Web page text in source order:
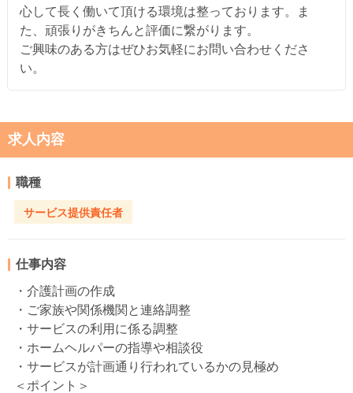
心して長く働いて頂ける環境は整っております。ま
た、頑張りがきちんと評価に繋がります。
ご興味のある方はぜひお気軽にお問い合わせくださ
い。
求人内容
職種
サービス提供責任者
仕事内容
・介護計画の作成
・ご家族や関係機関と連絡調整
・サービスの利用に係る調整
・ホームヘルパーの指導や相談役
・サービスが計画通り行われているかの見極め
＜ポイント＞